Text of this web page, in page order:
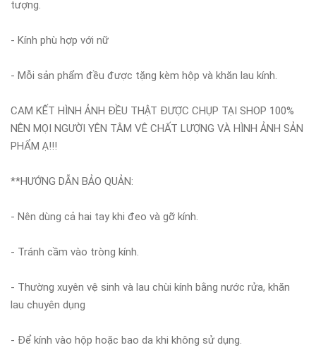
tượng.
- Kính phù hợp với nữ
- Mỗi sản phẩm đều được tặng kèm hộp và khăn lau kính.
CAM KẾT HÌNH ẢNH ĐỀU THẬT ĐƯỢC CHỤP TẠI SHOP 100%
NÊN MỌI NGƯỜI YÊN TÂM VÊ CHẤT LƯỢNG VÀ HÌNH ẢNH SẢN
PHẨM Ạ!!!
**HƯỚNG DẪN BẢO QUẢN:
- Nên dùng cả hai tay khi đeo và gỡ kính.
- Tránh cầm vào tròng kính.
- Thường xuyên vệ sinh và lau chùi kính bằng nước rửa, khăn
lau chuyên dụng
- Để kính vào hộp hoặc bao da khi không sử dụng.